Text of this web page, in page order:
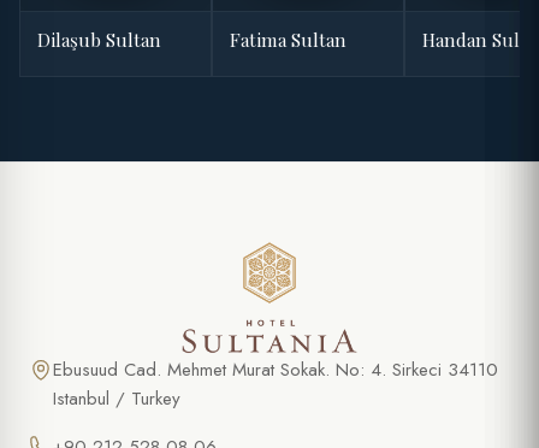
Dilaşub Sultan Fatima Sultan Handan
Ebusuud Cad. Mehmet Murat Sokak. No: 4. Sirkeci 34110
Istanbul / Turkey